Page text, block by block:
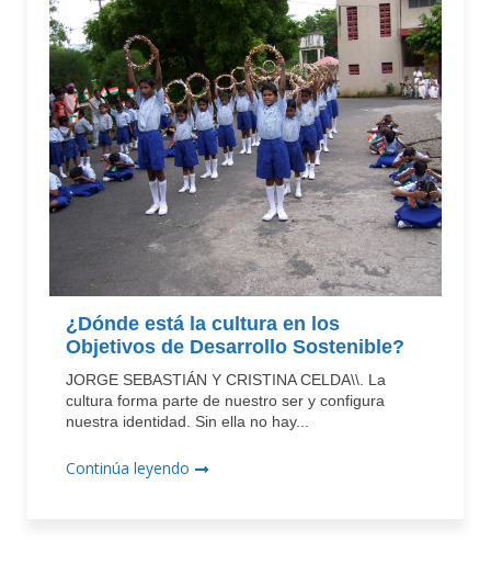
¿Dónde está la cultura en los
Objetivos de Desarrollo Sostenible?
JORGE SEBASTIÁN Y CRISTINA CELDA\\. La
cultura forma parte de nuestro ser y configura
nuestra identidad. Sin ella no hay...
Continúa leyendo